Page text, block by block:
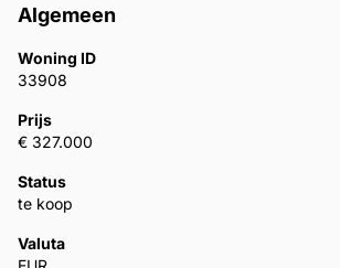
Algemeen
Woning ID
33908
Prijs
€ 327.000
Status
te koop
Valuta